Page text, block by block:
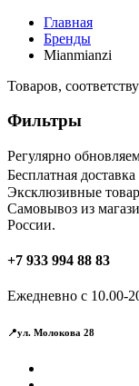
Главная
Бренды
Mianmianzi
Товаров,
Фильтры
Регулярно
Бесплатная
Эксклюзивные
Самовывоз из
России.
+7 933 994 88 83
Ежедневно с 10.00-
📍ул. Молокова 28